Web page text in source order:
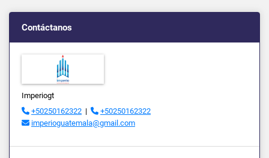
Contáctanos
Imperiogt
+50250162322 |
+50250162322
imperioguatemala@gmail.com